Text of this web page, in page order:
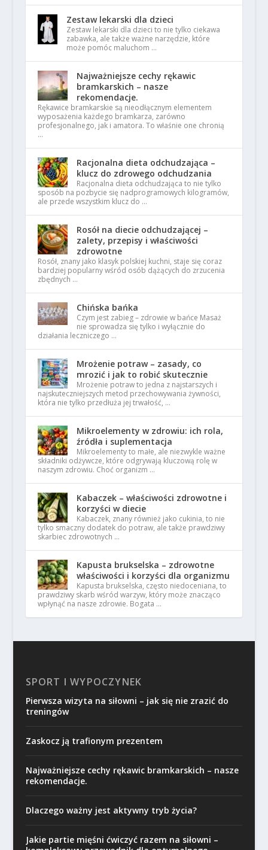
Zestaw lekarski dla dzieci
Zestaw lekarski dla dzieci to nie tylko ciekawa
zabawka, ale także ważne narzędzie, które
może pomóc maluchom …
Najważniejsze cechy rękawic
bramkarskich – nasze
rekomendacje.
Rękawice bramkarskie są nieodłącznym elementem
wyposażenia każdego bramkarza, zarówno
profesjonalnego, jak i amatora. To właśnie one chronią
…
Racjonalna dieta odchudzająca –
klucz do zdrowego odchudzania
Racjonalna dieta odchudzająca to nie tylko
sposób na pozbycie się nadprogramowych kilogramów,
ale przede wszystkim klucz do …
Rosół na diecie odchudzającej –
zalety, przepisy i właściwości
zdrowotne
Rosół, znany jako klasyk polskiej kuchni, staje się coraz
bardziej popularny wśród osób dążących do zrzucenia
zbędnych …
Chińska bańka
Czym jest zabieg – zdrowie w bańce Masaż
nie sprowadza się tylko i wyłącznie do
działania leczniczego …
Mrożenie potraw – zasady, co
mrozić i jak to robić skutecznie
Mrożenie potraw to jedna z najstarszych i
najskuteczniejszych metod przechowywania żywności,
która nie tylko przedłuża jej trwałość, …
Mikroelementy w zdrowiu: ich rola,
źródła i suplementacja
Mikroelementy to małe, ale niezwykle ważne
składniki odżywcze, które odgrywają kluczową rolę w
naszym zdrowiu. Choć organizm …
Kabaczek – właściwości zdrowotne i
korzyści w diecie
Kabaczek, znany również jako cukinia, to nie
tylko smaczny dodatek do potraw, ale także prawdziwy
skarbiec zdrowotnych …
Kapusta brukselska – zdrowotne
właściwości i korzyści dla organizmu
Kapusta brukselska, często niedoceniana, to
prawdziwy skarb wśród warzyw, który może znacząco
wpłynąć na nasze zdrowie. Bogata …
SPORT I WYPOCZYNEK
Pierwsza wizyta na siłowni – jak się nie zrazić do
treningów
Zaskocz ją trafionym prezentem
Najważniejsze cechy rękawic bramkarskich – nasze
rekomendacje.
Dlaczego ważny jest aktywny tryb życia?
Jakie partie mięśni ćwiczyć razem na siłowni –